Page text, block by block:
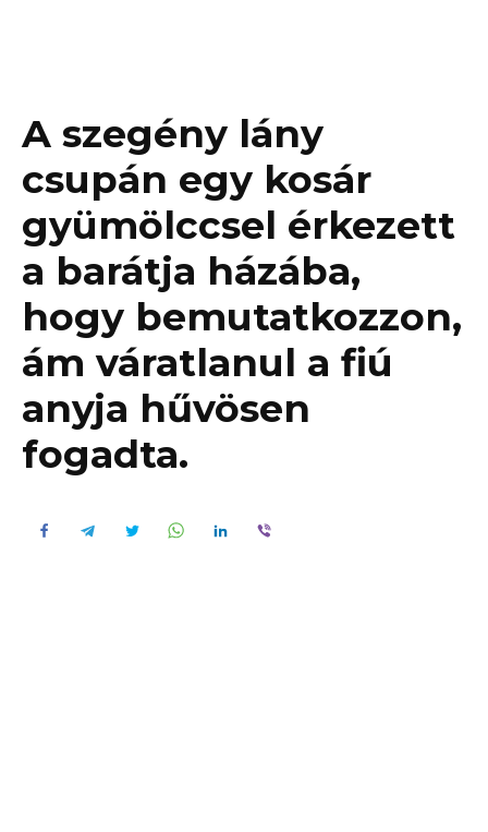
A szegény lány
csupán egy kosár
gyümölccsel érkezett
a barátja házába,
hogy bemutatkozzon,
ám váratlanul a fiú
anyja hűvösen
fogadta.